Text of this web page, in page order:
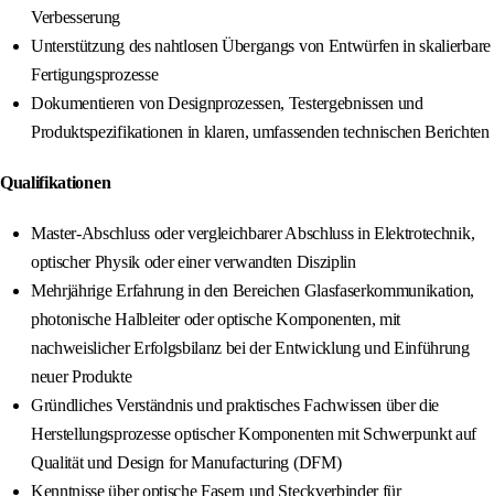
Verbesserung
Unterstützung des nahtlosen Übergangs von Entwürfen in skalierbare
Fertigungsprozesse
Dokumentieren von Designprozessen, Testergebnissen und
Produktspezifikationen in klaren, umfassenden technischen Berichten
Qualifikationen
Master‑Abschluss oder vergleichbarer Abschluss in Elektrotechnik,
optischer Physik oder einer verwandten Disziplin
Mehrjährige Erfahrung in den Bereichen Glasfaserkommunikation,
photonische Halbleiter oder optische Komponenten, mit
nachweislicher Erfolgsbilanz bei der Entwicklung und Einführung
neuer Produkte
Gründliches Verständnis und praktisches Fachwissen über die
Herstellungsprozesse optischer Komponenten mit Schwerpunkt auf
Qualität und Design for Manufacturing (DFM)
Kenntnisse über optische Fasern und Steckverbinder für